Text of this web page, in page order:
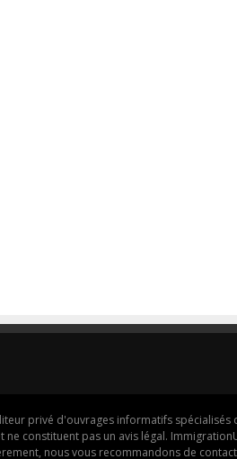
privé d'ouvrages informatifs
constituent pas un avis légal.
nous vous recommandons de